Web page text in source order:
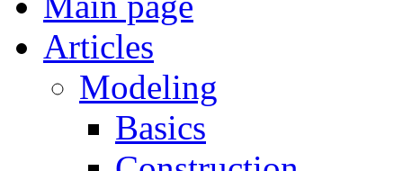
Articles
Modeling
Basics